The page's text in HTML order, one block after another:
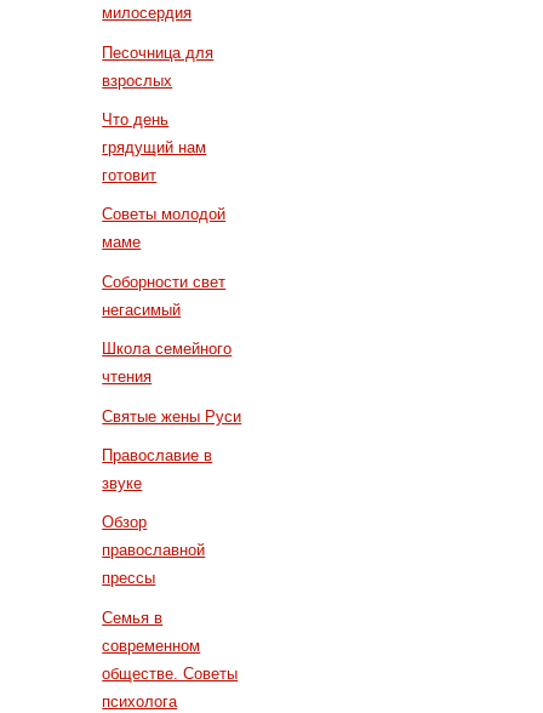
милосердия
Песочница для
взрослых
Что день
грядущий нам
готовит
Советы молодой
маме
Соборности свет
негасимый
Школа семейного
чтения
Святые жены Руси
Православие в
звуке
Обзор
православной
прессы
Семья в
современном
обществе. Советы
психолога